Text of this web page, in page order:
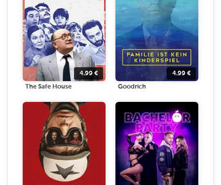
4.99 €
The Safe House
4.99 €
Goodrich